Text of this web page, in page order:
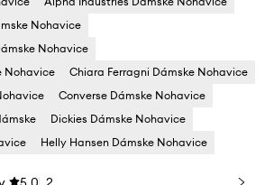
Nohavice
Nohavice
Nohavice
Chiara Ferragni Dámske Nohavice
Converse Dámske Nohavice
Dickies Dámske Nohavice
Helly Hansen Dámske Nohavice